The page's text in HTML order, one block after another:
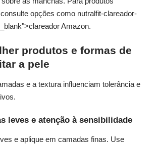
opções como nutralfit-clareador-
Amazon.
produtos e formas de
a pele
e a textura influenciam tolerância e
leves e atenção à sensibilidade
e aplique em camadas finas. Use